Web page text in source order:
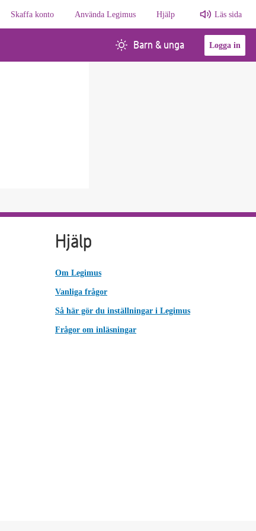
Skaffa konto Använda Legimus Hjälp Läs sida
Barn & unga Logga in
Hjälp
Om Legimus
Vanliga frågor
Så här gör du inställningar i Legimus
Frågor om inläsningar